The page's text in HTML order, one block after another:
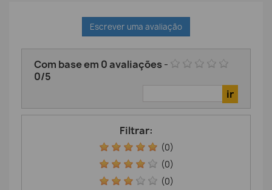
Escrever uma avaliação
Com base em 0avaliações-
0/5
Filtrar:
(0)
(0)
(0)